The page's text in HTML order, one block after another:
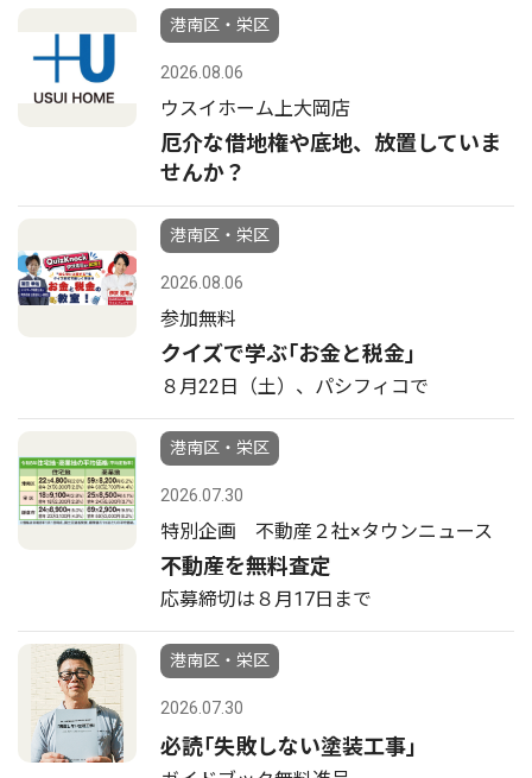
港南区・栄区
2026.08.06
ウスイホーム上大岡店
厄介な借地権や底地、放置していま
せんか？
港南区・栄区
2026.08.06
参加無料
クイズで学ぶ｢お金と税金｣
８月22日（土）、パシフィコで
港南区・栄区
2026.07.30
特別企画 不動産２社×タウンニュース
不動産を無料査定
応募締切は８月17日まで
港南区・栄区
2026.07.30
必読｢失敗しない塗装工事｣